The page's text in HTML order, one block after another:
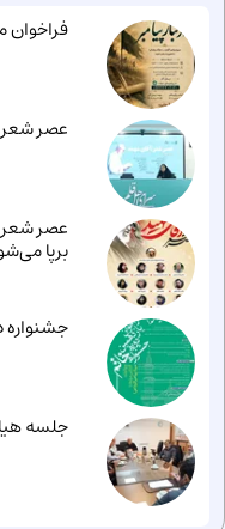
فراخوان
عصر شعر
عصر شعر
برپا
جلسه